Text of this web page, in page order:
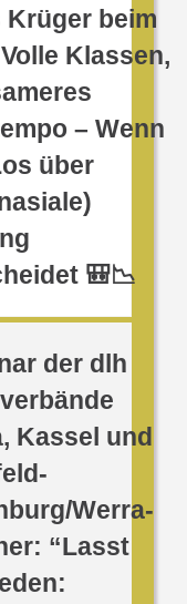
Krüger beim
Klassen,
– Wenn
über
🎒📉
der dlh
Kassel und
Werra-
“Lasst